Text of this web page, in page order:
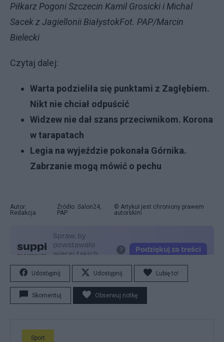
Piłkarz Pogoni Szczecin Kamil Grosicki i Michal
Sacek z Jagiellonii BiałystokFot. PAP/Marcin
Bielecki
Czytaj dalej:
Warta podzieliła się punktami z Zagłębiem.
Nikt nie chciał odpuścić
Widzew nie dał szans przeciwnikom. Korona
w tarapatach
Legia na wyjeździe pokonała Górnika.
Zabrzanie mogą mówić o pechu
Autor:
Redakcja
Źródło: Salon24,
PAP
© Artykuł jest chroniony prawem
autorskim
Udostępnij Udostępnij Lubię to!
Skomentuj Obserwuj notkę
Sport